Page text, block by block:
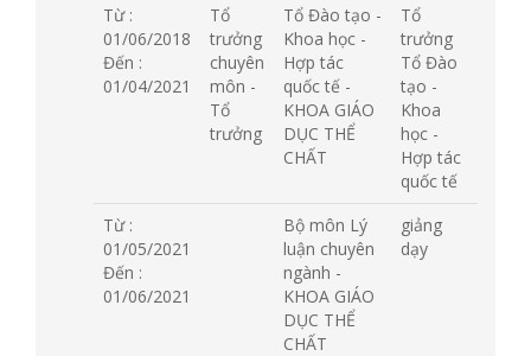
Từ :
01/06/2018
Đến :
01/04/2021
Tổ
trưởng
chuyên
môn -
Tổ
trưởng
Tổ Đào tạo -
Khoa học -
Hợp tác
quốc tế -
KHOA GIÁO
DỤC THỂ
CHẤT
Tổ
trưởng
Tổ Đào
tạo -
Khoa
học -
Hợp tác
quốc tế
Từ :
01/05/2021
Đến :
01/06/2021
Bộ môn Lý
luận chuyên
ngành -
KHOA GIÁO
DỤC THỂ
CHẤT
giảng
dạy